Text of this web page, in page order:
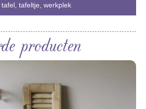
tafel tafeltje werkplek
producten